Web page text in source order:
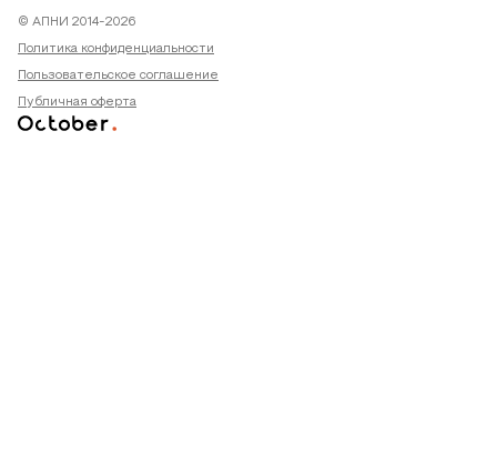
© АПНИ 2014-2026
Политика конфиденциальности
Пользовательское соглашение
Публичная оферта